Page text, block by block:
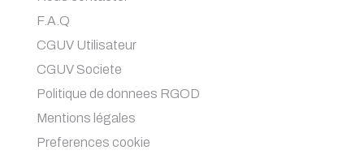
F.A.Q
CGUV Utilisateur
CGUV Societe
Politique de donnees RGOD
Mentions légales
Preferences cookie